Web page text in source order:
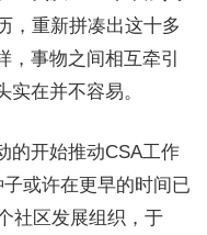
，重新拼凑出这十多
事物之间相互牵引
在并不容易。
的开始推动CSA工作
或许在更早的时间已
社区发展组织，于